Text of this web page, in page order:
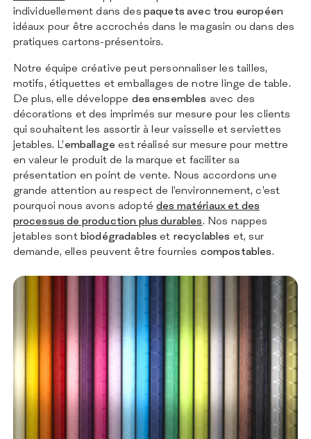
individuellement dans despaquets avec trou européen
idéaux pour être accrochés dans le magasin ou dans des
pratiques cartons-présentoirs.
Notre équipe créative peut personnaliser les tailles,
motifs, étiquettes et emballages de notre linge de table.
De plus, elle développe des ensembles avec des
décorations et des imprimés sur mesure pour les clients
qui souhaitent les assortir à leur vaisselle et serviettes
jetables. L’emballage est réalisé sur mesure pour mettre
en valeur le produit de la marque et faciliter sa
présentation en point de vente. Nous accordons une
grande attention au respect de l’environnement, c’est
pourquoi nous avons adopté des matériaux et des
processus de production plus durables. Nos nappes
jetables sontbiodégradables et recyclables et, sur
demande, elles peuvent être fournies compostables.